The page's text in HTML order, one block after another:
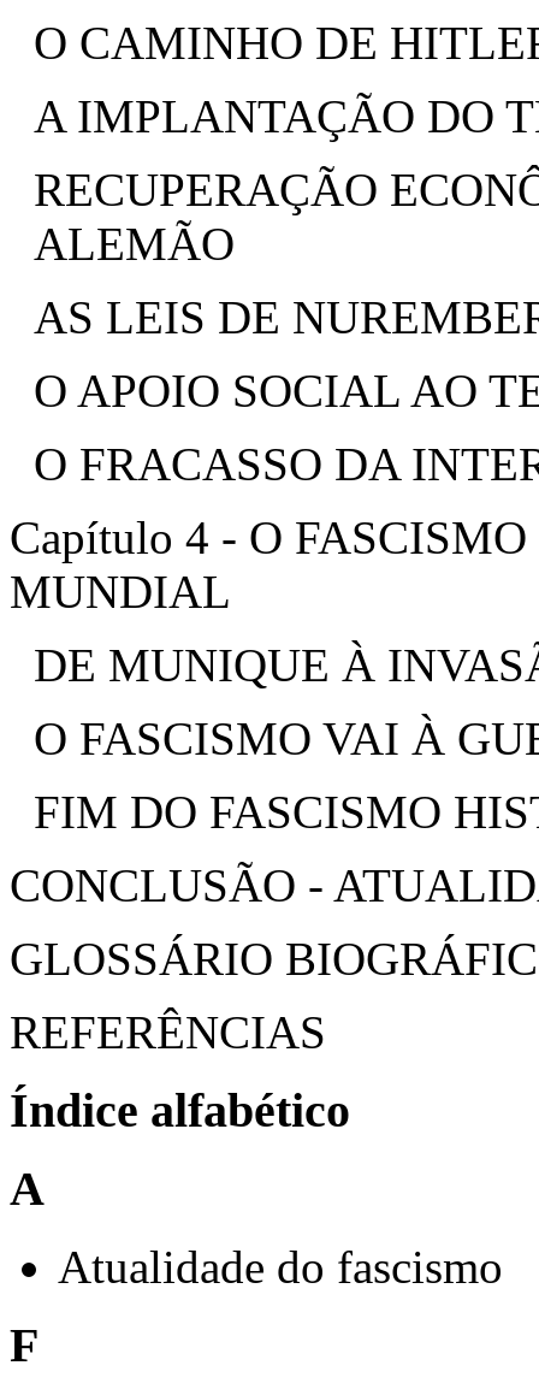
O CAMINHO DE
A IMPLANTAÇÃO DO
RECUPERAÇÃO
ALEMÃO
AS LEIS DE
O APOIO SOCIAL AO
O FRACASSO DA
Capítulo 4 - O
MUNDIAL
DE MUNIQUE À
O FASCISMO VAI À
FIM DO FASCISMO
CONCLUSÃO -
GLOSSÁRIO
REFERÊNCIAS
Índice alfabético
A
Atualidade do fascismo
F